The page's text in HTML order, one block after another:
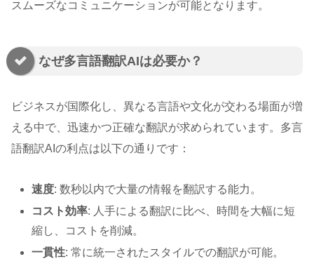
スムーズなコミュニケーションが可能となります。
なぜ多言語翻訳AIは必要か？
ビジネスが国際化し、異なる言語や文化が交わる場面が増
える中で、迅速かつ正確な翻訳が求められています。多言
語翻訳AIの利点は以下の通りです：
速度: 数秒以内で大量の情報を翻訳する能力。
コスト効率: 人手による翻訳に比べ、時間を大幅に短
縮し、コストを削減。
一貫性: 常に統一されたスタイルでの翻訳が可能。